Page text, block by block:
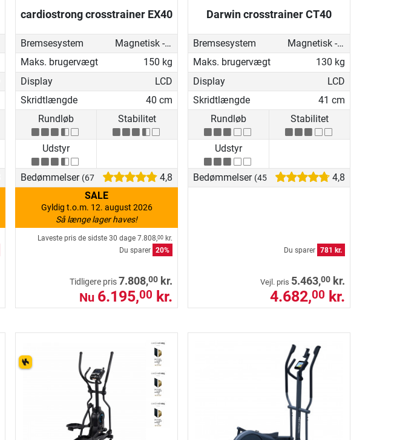
cardiostrong crosstrainer EX40
Bremsesystem
Magnetisk - motoriseret
Maks. brugervægt
150 kg
Display
LCD
Skridtlængde
40 cm
Rundløb
Stabilitet
Udstyr
Bedømmelser (67)
4,8
SALE
Gyldig t.o.m. 12. august 2026
Så længe lager haves!
Laveste pris de sidste 30 dage 7.808,00 kr.
Du sparer 20%
Tidligere pris7.808,00 kr.
Nu 6.195,00 kr.
Darwin crosstrainer CT40
Bremsesystem
Magnetisk - motoriseret
Maks. brugervægt
130 kg
Display
LCD
Skridtlængde
41 cm
Rundløb
Stabilitet
Udstyr
Bedømmelser (45) 4,8
Du sparer 781 kr.
Vejl. pris 5.463,00 kr.
4.682,00 kr.